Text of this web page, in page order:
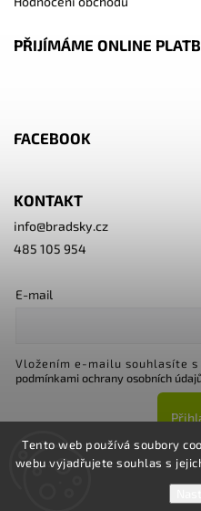
Tento web používá soubory
webu vyjadřujete souhlas s
PŘIJÍMÁME ONLINE
FACEBOOK
KONTAKT
info@bradsky.cz
485 105 954
E-mail
Vložením e-mailu souhlasíte s
podmínkami ochrany osobních